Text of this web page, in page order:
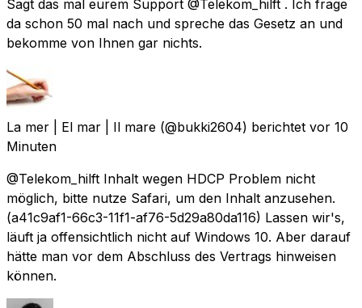
Sagt das mal eurem Support @Telekom_hilft . Ich frage
da schon 50 mal nach und spreche das Gesetz an und
bekomme von Ihnen gar nichts.
La mer | El mar | Il mare (@bukki2604) berichtet vor 10
Minuten
@Telekom_hilft Inhalt wegen HDCP Problem nicht
möglich, bitte nutze Safari, um den Inhalt anzusehen.
(a41c9af1-66c3-11f1-af76-5d29a80da116) Lassen wir's,
läuft ja offensichtlich nicht auf Windows 10. Aber darauf
hätte man vor dem Abschluss des Vertrags hinweisen
können.